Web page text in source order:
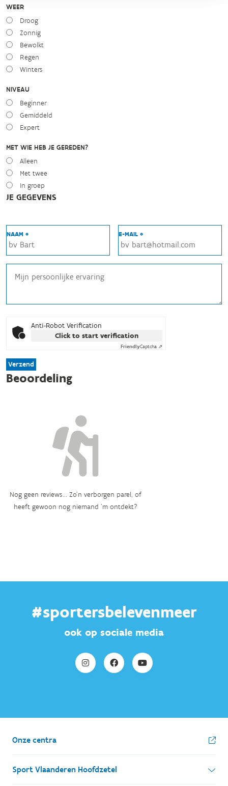
WEER
Droog
Zonnig
Bewolkt
Regen
Winters
NIVEAU
Beginner
Gemiddeld
Expert
MET WIE HEB JE GEREDEN?
Alleen
Met twee
In groep
JE GEGEVENS
NAAM * E-MAIL *
Anti-Robot Verification
Click to start verification
FriendlyCaptcha ⇗
Verzend
Beoordeling
Nog geen reviews... Zo’n verborgen parel, of
heeft gewoon nog niemand ‘m ontdekt?
#sportersbelevenmeer
ook op sociale media
Onze centra
Sport Vlaanderen Hoofdzetel